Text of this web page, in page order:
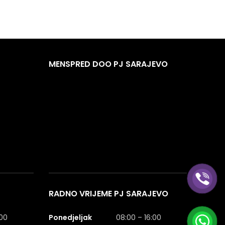
MENSPRED DOO PJ SARAJEVO
RADNO VRIJEME PJ SARAJEVO
Ponedjeljak 08:00 – 16:00